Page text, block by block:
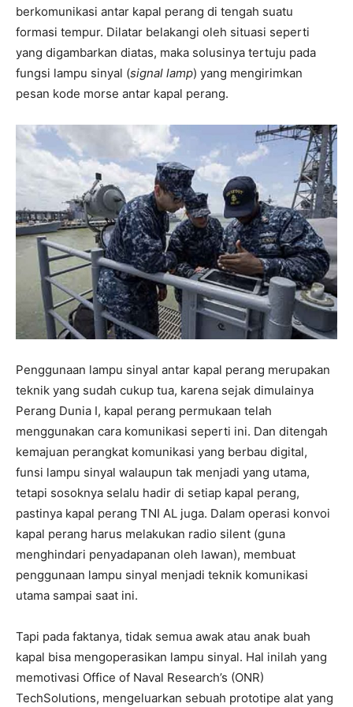
berkomunikasi antar kapal perang di tengah suatu
formasi tempur. Dilatar belakangi oleh situasi seperti
yang digambarkan diatas, maka solusinya tertuju pada
fungsi lampu sinyal (signal lamp) yang mengirimkan
pesan kode morse antar kapal perang.
Penggunaan lampu sinyal antar kapal perang merupakan
teknik yang sudah cukup tua, karena sejak dimulainya
Perang Dunia I, kapal perang permukaan telah
menggunakan cara komunikasi seperti ini. Dan ditengah
kemajuan perangkat komunikasi yang berbau digital,
funsi lampu sinyal walaupun tak menjadi yang utama,
tetapi sosoknya selalu hadir di setiap kapal perang,
pastinya kapal perang TNI AL juga. Dalam operasi konvoi
kapal perang harus melakukan radio silent (guna
menghindari penyadapanan oleh lawan), membuat
penggunaan lampu sinyal menjadi teknik komunikasi
utama sampai saat ini.
Tapi pada faktanya, tidak semua awak atau anak buah
kapal bisa mengoperasikan lampu sinyal. Hal inilah yang
memotivasi Office of Naval Research’s (ONR)
TechSolutions, mengeluarkan sebuah prototipe alat yang